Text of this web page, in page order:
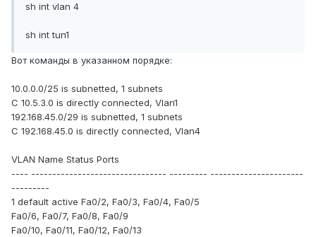
sh int vlan 4
sh int tun1
Вот команды в указанном порядке:
10.0.0.0/25 is subnetted, 1 subnets
C 10.5.3.0 is directly connected, Vlan1
192.168.45.0/29 is subnetted, 1 subnets
C 192.168.45.0 is directly connected, Vlan4
VLAN Name Status Ports
---- -------------------------------- --------- ----------------------
---------
1 default active Fa0/2, Fa0/3, Fa0/4, Fa0/5
Fa0/6, Fa0/7, Fa0/8, Fa0/9
Fa0/10, Fa0/11, Fa0/12, Fa0/13